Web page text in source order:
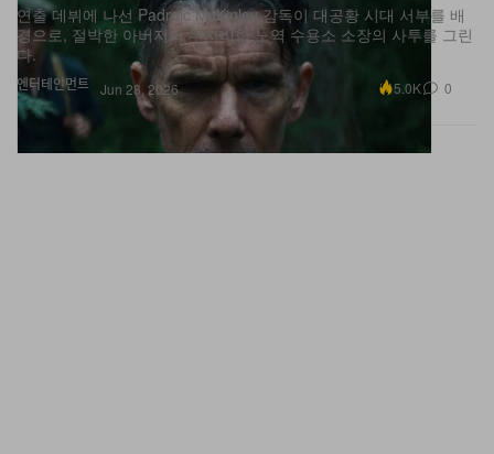
엔터테인먼트
연출 데뷔에 나선 Padraic McKinley 감독이 대공황 시대 서부를 배
경으로, 절박한 아버지와 무자비한 노역 수용소 소장의 사투를 그린
다.
Jun 28, 2026 5.0K 0